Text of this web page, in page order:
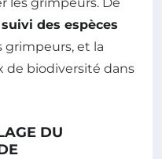
suivi des espèces
grimpeurs, et la
biodiversité dans
DU